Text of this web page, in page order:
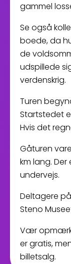
gammel
Se også
boede, da
de
udspillede
verdenskrig.
Turen
Startstedet
Hvis det
Gåturen
km lang.
undervejs.
Deltagere
Steno
Vær
er gratis,
billetsalg.